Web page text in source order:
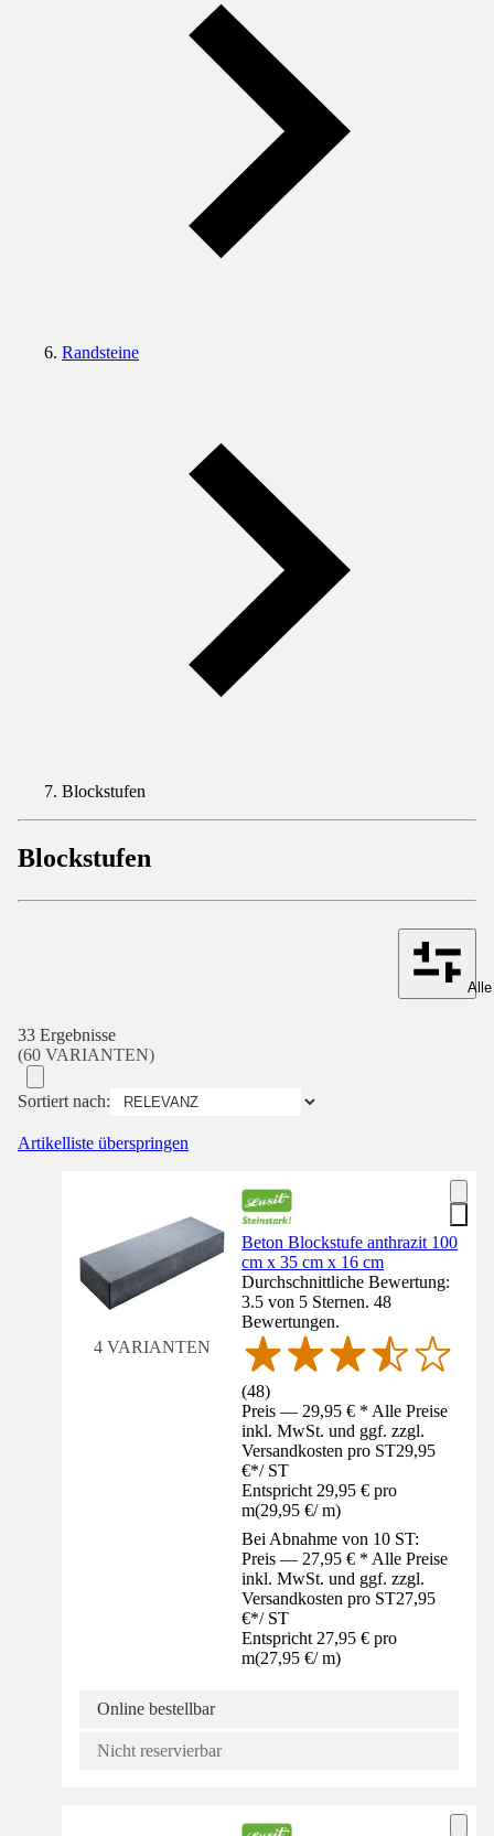
Randsteine
Blockstufen
Blockstufen
33 Ergebnisse
(60 VARIANTEN)
Sortiert nach:
Artikelliste überspringen
4 VARIANTEN
Beton Blockstufe anthrazit 100
cm x 35 cm x 16 cm
Durchschnittliche Bewertung:
3.5 von 5 Sternen. 48
Bewertungen.
(48)
Preis — 29,95 € * Alle Preise
inkl. MwSt. und ggf. zzgl.
Versandkosten pro ST29,95
€*/ ST
Entspricht 29,95 € pro
m(29,95 €/ m)
Bei Abnahme von 10 ST:
Preis — 27,95 € * Alle Preise
inkl. MwSt. und ggf. zzgl.
Versandkosten pro ST27,95
€*/ ST
Entspricht 27,95 € pro
m(27,95 €/ m)
Online bestellbar
Nicht reservierbar